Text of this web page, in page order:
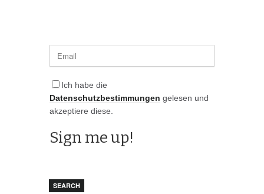
Ich habe die
Datenschutzbestimmungen gelesen und
akzeptiere diese.
SEARCH